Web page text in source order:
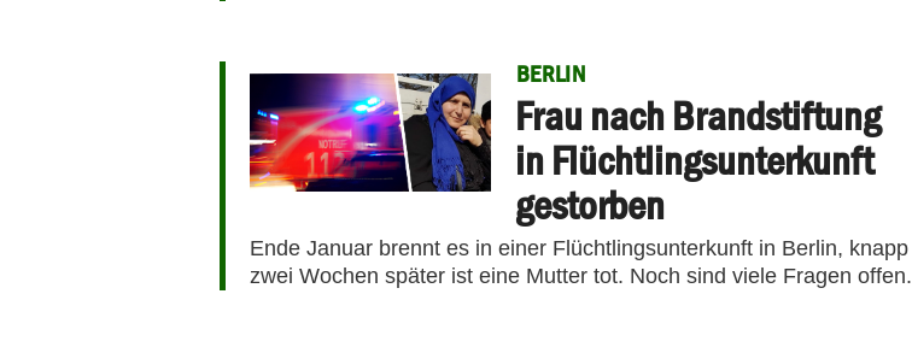
BERLIN
Frau nach Brandstiftung
in Flüchtlingsunterkunft
gestorben
Ende Januar brennt es in einer Flüchtlingsunterkunft in Berlin, knapp
zwei Wochen später ist eine Mutter tot. Noch sind viele Fragen offen.